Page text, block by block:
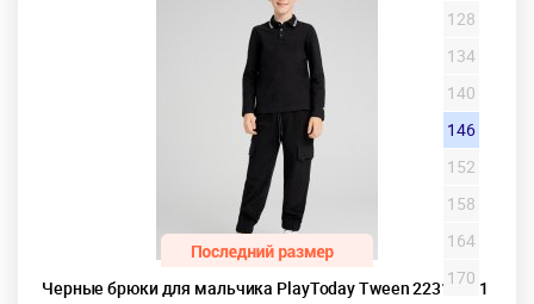
Черные брюки для мальчика PlayToday Tween 22317061
128
134
140
146
152
158
164
170